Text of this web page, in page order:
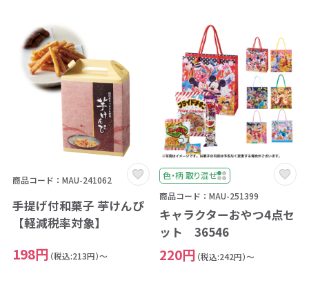
商品コード：MAU-241062
手提げ付和菓子 芋けんぴ
【軽減税率対象】
198円 （税込:213円）～
色・柄 取り混ぜ
商品コード：MAU-251399
キャラクターおやつ4点セ
ット 36546
220円 （税込:242円）～